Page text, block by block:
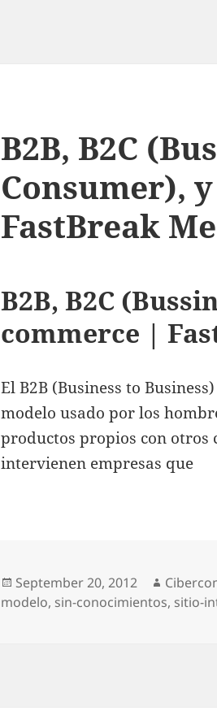
B2B, B2C
Consumer),
FastBreak
B2B, B2C
commerce |
El B2B (Business to
modelo usado por los
productos propios con otros
intervienen empresas que
Posted
on
September 20, 2012 Author
modelo, sin-conocimientos, sitio-